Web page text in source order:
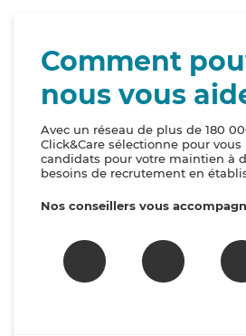
Comment
nous vous
Avec un réseau de plus de 180
Click&Care sélectionne pour
candidats pour votre maintien à
besoins de recrutement en
Nos conseillers vous